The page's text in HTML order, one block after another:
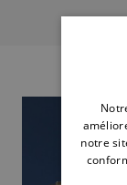
notre